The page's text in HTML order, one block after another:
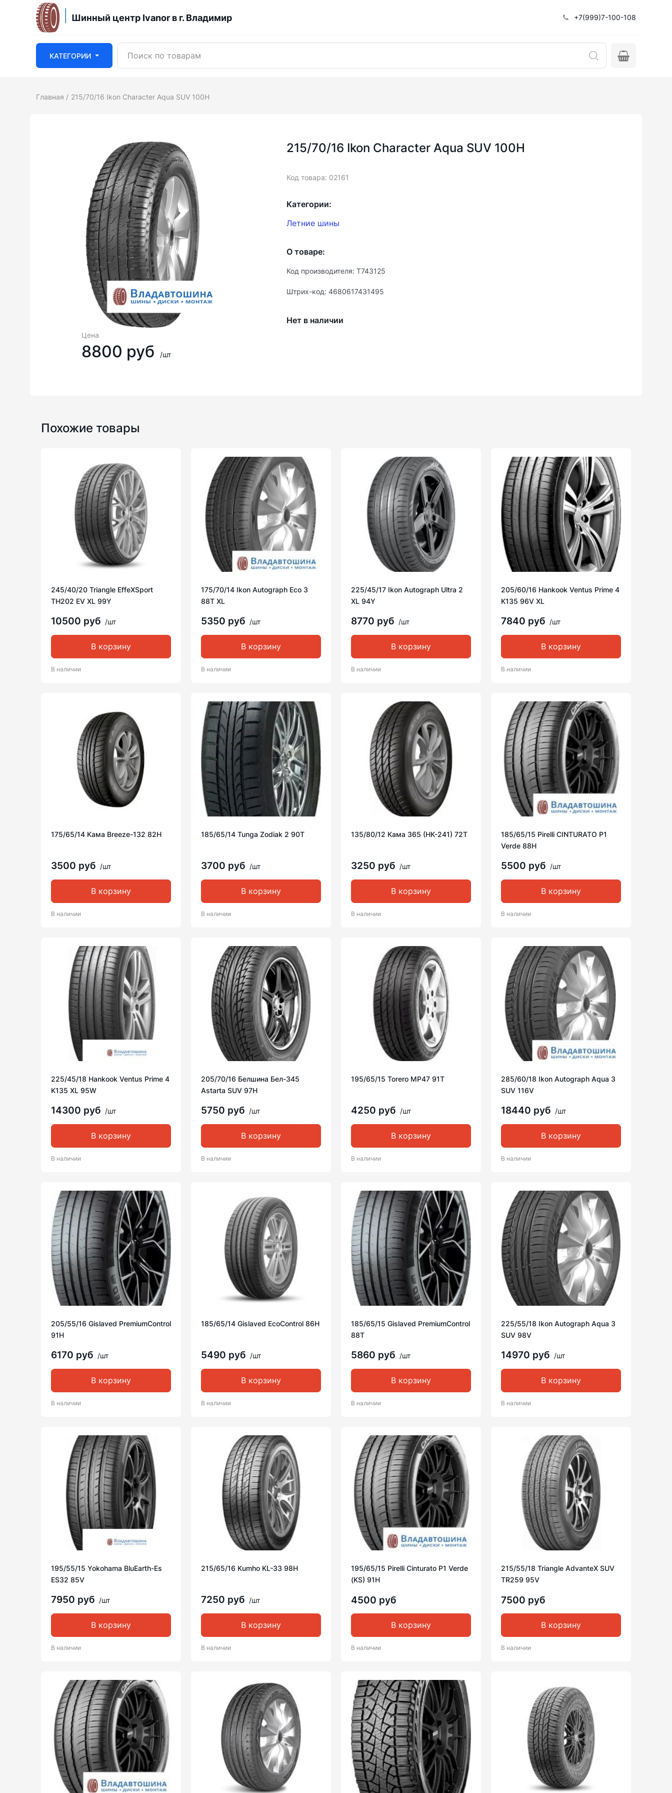
Шинный центр Ivanor в г. Владимир +7(999)7-100-108
КАТЕГОРИИ
Главная 215/70/16 Ikon Character Aqua SUV 100H
Цена
8800 руб /шт
215/70/16 Ikon Character Aqua SUV 100H
Код товара: 02161
Категории:
Летние шины
О товаре:
Код производителя: T743125
Штрих-код: 4680617431495
Нет в наличии
Похожие товары
245/40/20 Triangle EffeXSport
TH202 EV XL 99Y
10500 руб /шт
В корзину
В наличии
175/70/14 Ikon Autograph Eco 3
88T XL
5350 руб /шт
В корзину
В наличии
225/45/17 Ikon Autograph Ultra 2
XL 94Y
8770 руб /шт
В корзину
В наличии
205/60/16 Hankook Ventus Prime 4
K135 96V XL
7840 руб /шт
В корзину
В наличии
175/65/14 Кама Breeze-132 82H
3500 руб /шт
В корзину
В наличии
185/65/14 Tunga Zodiak 2 90T
3700 руб /шт
В корзину
В наличии
135/80/12 Кама 365 (НК-241) 72T
3250 руб /шт
В корзину
В наличии
185/65/15 Pirelli CINTURATO P1
Verde 88H
5500 руб /шт
В корзину
В наличии
225/45/18 Hankook Ventus Prime 4
K135 XL 95W
14300 руб /шт
В корзину
В наличии
205/70/16 Белшина Бел-345
Astarta SUV 97H
5750 руб /шт
В корзину
В наличии
195/65/15 Torero MP47 91T
4250 руб /шт
В корзину
В наличии
285/60/18 Ikon Autograph Aqua 3
SUV 116V
18440 руб /шт
В корзину
В наличии
205/55/16 Gislaved PremiumControl
91H
6170 руб /шт
В корзину
В наличии
185/65/14 Gislaved EcoControl 86H
5490 руб /шт
В корзину
В наличии
185/65/15 Gislaved PremiumControl
88T
5860 руб /шт
В корзину
В наличии
225/55/18 Ikon Autograph Aqua 3
SUV 98V
14970 руб /шт
В корзину
В наличии
195/55/15 Yokohama BluEarth-Es
ES32 85V
7950 руб /шт
В корзину
В наличии
215/65/16 Kumho KL-33 98H
7250 руб /шт
В корзину
В наличии
195/65/15 Pirelli Cinturato P1 Verde
(KS) 91H
4500 руб
В корзину
В наличии
215/55/18 Triangle AdvanteX SUV
TR259 95V
7500 руб
В корзину
В наличии